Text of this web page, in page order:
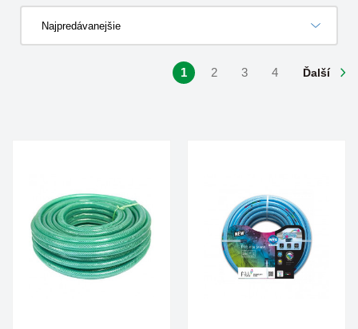
Najpredávanejšie
1 2 3 4 Ďalší